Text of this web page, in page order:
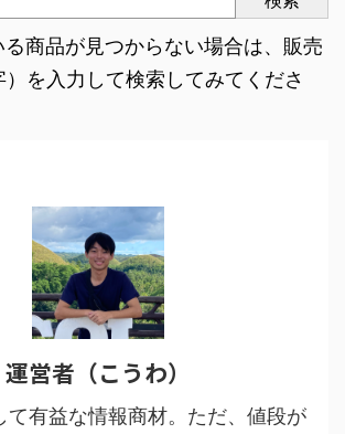
商品が見つからない場合は、販売
を入力して検索してみてくださ
運営者（こうわ）
て有益な情報商材。ただ、値段が